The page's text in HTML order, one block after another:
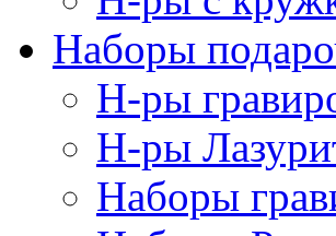
Наборы
Н-ры
Н-ры
Наборы